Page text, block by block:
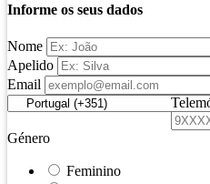
Informe os seus dados
Nome
Apelido
Email
Género
Feminino